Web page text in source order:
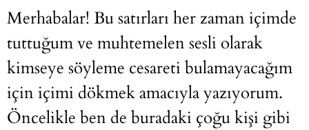
Merhabalar! Bu satırları her zaman içimde
tuttuğum ve muhtemelen sesli olarak
kimseye söyleme cesareti bulamayacağım
için içimi dökmek amacıyla yazıyorum.
Öncelikle ben de buradaki çoğu kişi gibi